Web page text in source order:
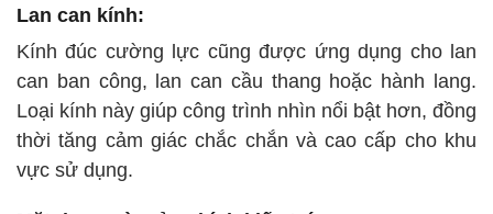
Lan can kính:
Kính đúc cường lực cũng được ứng dụng cho lan
can ban công, lan can cầu thang hoặc hành lang.
Loại kính này giúp công trình nhìn nổi bật hơn, đồng
thời tăng cảm giác chắc chắn và cao cấp cho khu
vực sử dụng.